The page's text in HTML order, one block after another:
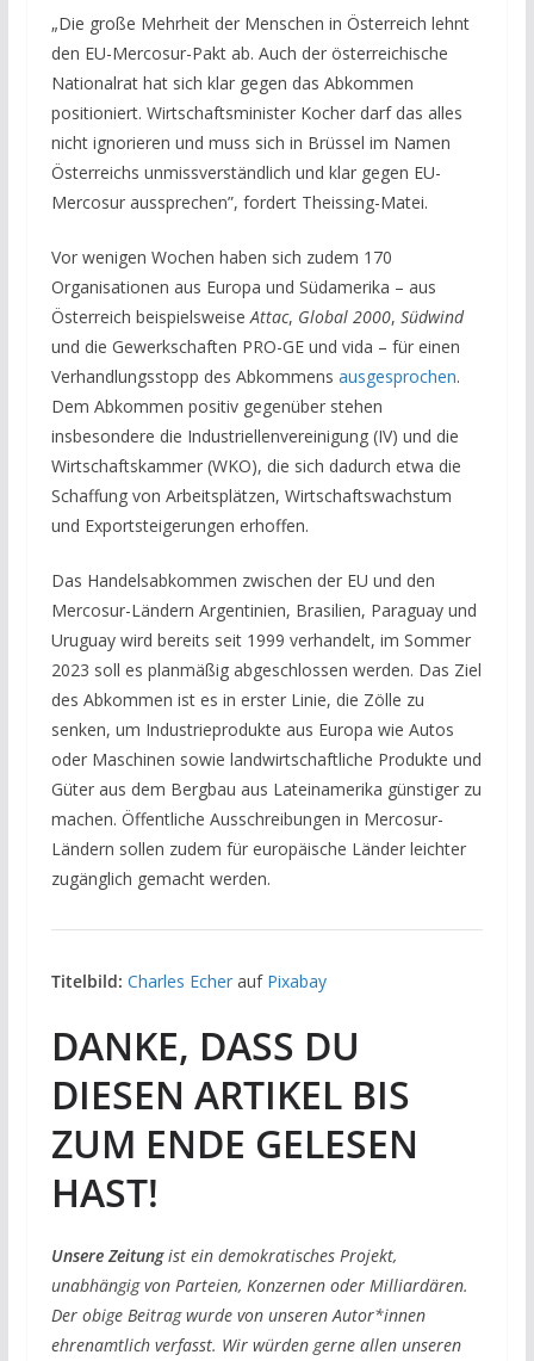
„Die große Mehrheit der Menschen in Österreich lehnt
den EU-Mercosur-Pakt ab. Auch der österreichische
Nationalrat hat sich klar gegen das Abkommen
positioniert. Wirtschaftsminister Kocher darf das alles
nicht ignorieren und muss sich in Brüssel im Namen
Österreichs unmissverständlich und klar gegen EU-
Mercosur aussprechen”, fordert Theissing-Matei.
Vor wenigen Wochen haben sich zudem 170
Organisationen aus Europa und Südamerika – aus
Österreich beispielsweiseAttac, Global 2000, Südwind
und die Gewerkschaften PRO-GE und vida – für einen
Verhandlungsstopp des Abkommens ausgesprochen.
Dem Abkommen positiv gegenüber stehen
insbesondere die Industriellenvereinigung (IV) und die
Wirtschaftskammer (WKO), die sich dadurch etwa die
Schaffung von Arbeitsplätzen, Wirtschaftswachstum
und Exportsteigerungen erhoffen.
Das Handelsabkommen zwischen der EU und den
Mercosur-Ländern Argentinien, Brasilien, Paraguay und
Uruguay wird bereits seit 1999 verhandelt, im Sommer
2023 soll es planmäßig abgeschlossen werden. Das Ziel
des Abkommen ist es in erster Linie, die Zölle zu
senken, um Industrieprodukte aus Europa wie Autos
oder Maschinen sowie landwirtschaftliche Produkte und
Güter aus dem Bergbau aus Lateinamerika günstiger zu
machen. Öffentliche Ausschreibungen in Mercosur-
Ländern sollen zudem für europäische Länder leichter
zugänglich gemacht werden.
Titelbild: Charles Echerauf Pixabay
DANKE, DASS DU
DIESEN ARTIKEL BIS
ZUM ENDE GELESEN
HAST!
Unsere Zeitungist ein demokratisches Projekt,
unabhängig von Parteien, Konzernen oder Milliardären.
Der obige Beitrag wurde von unseren Autor*innen
ehrenamtlich verfasst. Wir würden gerne allen unseren